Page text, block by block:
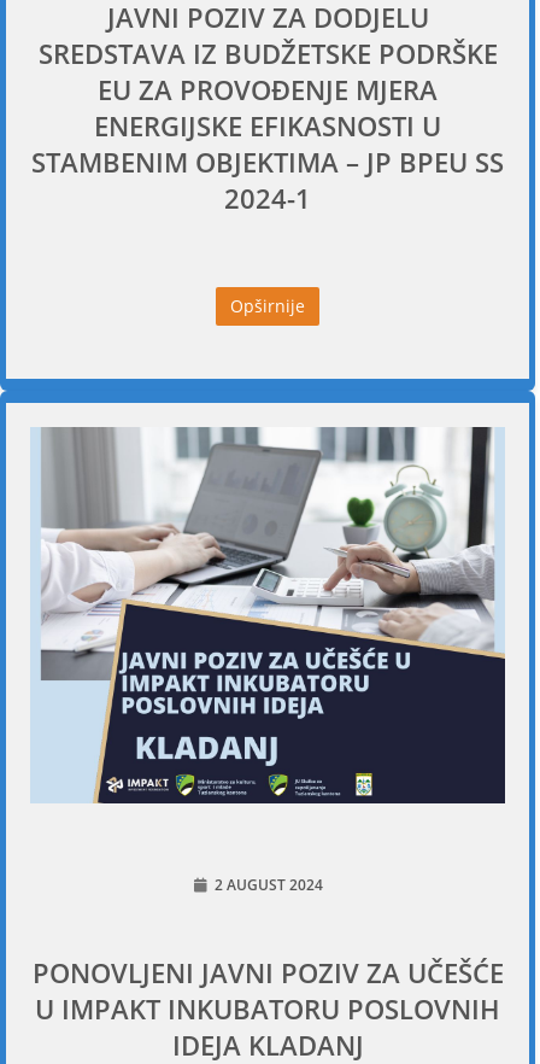
JAVNI POZIV ZA DODJELU
SREDSTAVA IZ BUDŽETSKE PODRŠKE
EU ZA PROVOĐENJE MJERA
ENERGIJSKE EFIKASNOSTI U
STAMBENIM OBJEKTIMA – JP BPEU SS
2024-1
Opširnije
2 AUGUST 2024
PONOVLJENI JAVNI POZIV ZA UČEŠĆE
U IMPAKT INKUBATORU POSLOVNIH
IDEJA KLADANJ